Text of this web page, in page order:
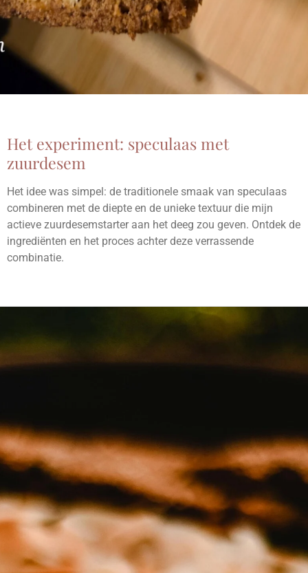
Het experiment: speculaas met
zuurdesem
Het idee was simpel: de traditionele smaak van speculaas
combineren met de diepte en de unieke textuur die mijn
actieve zuurdesemstarter aan het deeg zou geven. Ontdek de
ingrediënten en het proces achter deze verrassende
combinatie.